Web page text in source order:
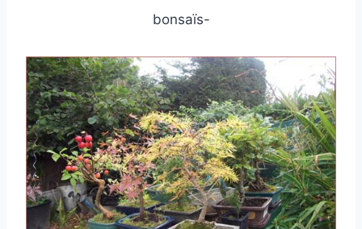
bonsaïs-